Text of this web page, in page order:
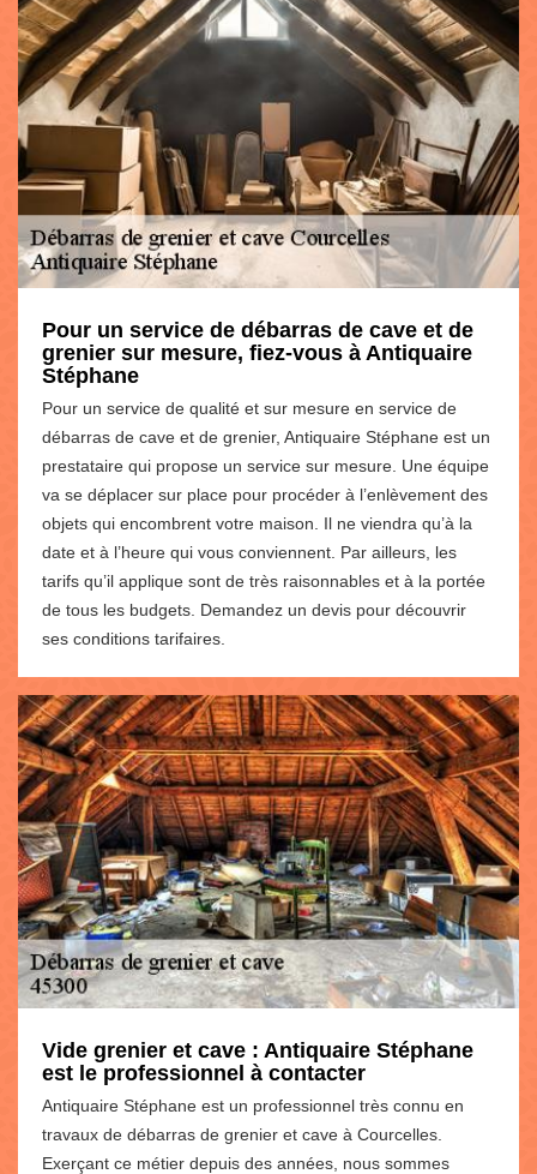
Pour un service de débarras de cave et de
grenier sur mesure, fiez-vous à Antiquaire
Stéphane
Pour un service de qualité et sur mesure en service de
débarras de cave et de grenier, Antiquaire Stéphane est un
prestataire qui propose un service sur mesure. Une équipe
va se déplacer sur place pour procéder à l’enlèvement des
objets qui encombrent votre maison. Il ne viendra qu’à la
date et à l’heure qui vous conviennent. Par ailleurs, les
tarifs qu’il applique sont de très raisonnables et à la portée
de tous les budgets. Demandez un devis pour découvrir
ses conditions tarifaires.
Vide grenier et cave : Antiquaire Stéphane
est le professionnel à contacter
Antiquaire Stéphane est un professionnel très connu en
travaux de débarras de grenier et cave à Courcelles.
Exerçant ce métier depuis des années, nous sommes